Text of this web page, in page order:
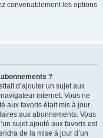
convenablement les options
?
d’ajouter un sujet aux
internet. Vous ne
aux favoris était mis à jour.
aux abonnements. Vous
sujet ajouté aux favoris est
de la mise à jour d’un